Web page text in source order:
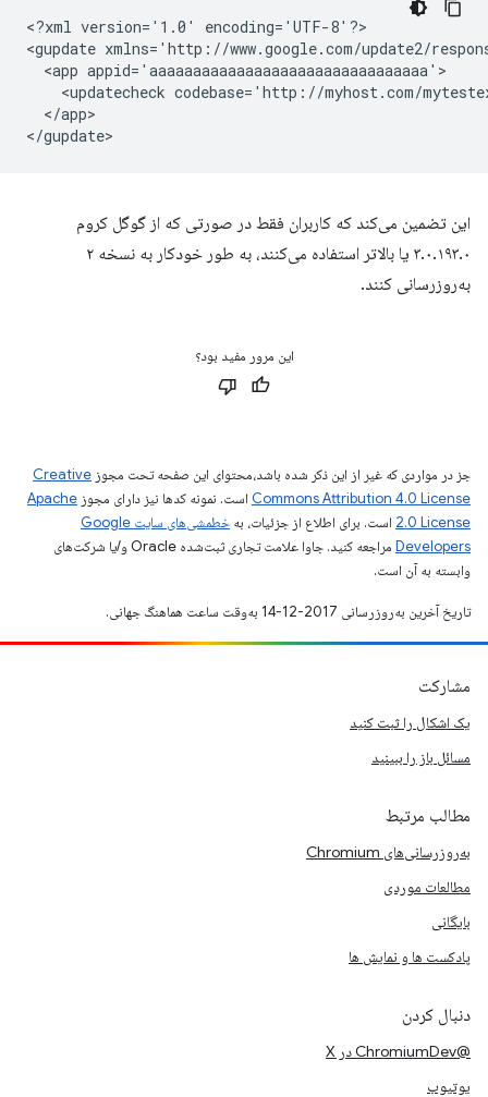
<?xml version='1.0'
encoding='UTF-8'?>
<gupdate xmlns='http://www.google.com/update2/
<app
<updatecheck codebase='http://myhost.com/
</app>
این تضمین می‌کند که کاربران فقط در صورتی که از گوگل کروم
۳.۰.۱۹۳.۰ یا بالاتر استفاده می‌کنند، به طور خودکار به نسخه ۲
به‌روزرسانی کنند.
این مرور مفید بود؟
جز در مواردی که غیر از این ذکر شده باشد،‌محتوای این صفحه تحت مجوز Creative
Commons Attribution 4.0 License است. نمونه کدها نیز دارای مجوز Apache
2.0 License است. برای اطلاع از جزئیات، به
خطمشی‌های سایت Google
Developers‏
مراجعه کنید. جاوا علامت تجاری ثبت‌شده Oracle و/یا شرکت‌های
وابسته به آن است.
تاریخ آخرین به‌روزرسانی 2017-12-14 به‌وقت ساعت هماهنگ جهانی.
مشارکت
یک اشکال را ثبت کنید
مسائل باز را ببینید
مطالب مرتبط
به‌روزرسانی‌های Chromium
مطالعات موردی
بایگانی
پادکست ها و نمایش ها
دنبال کردن
@ChromiumDev در X
یوتیوب